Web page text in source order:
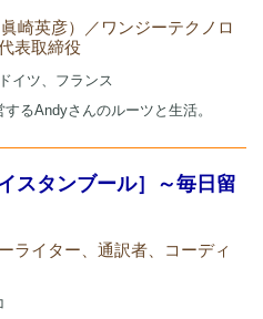
崎英彦）／ワンジーテクノロ
表取締役
イツ、フランス
るAndyさんのルーツと生活。
スタンブール］～毎日留
ライター、通訳者、コーディ